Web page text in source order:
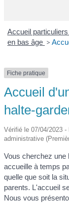
Accueil particuliers
en bas âge >
Fiche pratique
Accueil
halte-
Vérifié le 07/04/2023
administrative
Vous cherchez une
accueille à temps
quelle que soit la
parents. L'accueil
Nous vous